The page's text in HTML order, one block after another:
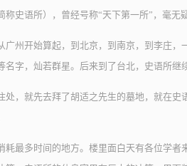
称史语所），曾经号称“天下第一所”，毫无
广州开始算起，到北京，到南京，到李庄
名字，灿若群星。后来到了台北，史语所继
处，就先去拜了胡适之先生的墓地，就在
耗最多时间的地方。楼里面白天有各位学